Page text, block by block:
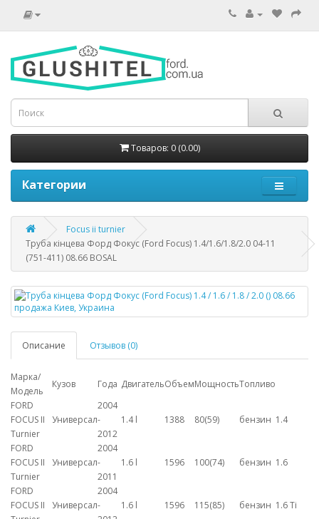
Товаров: 0 (0.00)
Категории
Focus ii turnier
Труба кінцева Форд Фокус (Ford Focus) 1.4/1.6/1.8/2.0 04-11
(751-411) 08.66 BOSAL
Описание Отзывов (0)
Марка/
Модель
Кузов Года ДвигательОбъемМощностьТопливо
FORD
FOCUS II
Turnier
Универсал
2004
-
2012
1.4 l 1388 80(59) бензин 1.4
FORD
FOCUS II
Turnier
Универсал
2004
-
2011
1.6 l 1596 100(74) бензин 1.6
FORD
FOCUS II
Универсал
2004
-
1.6 l 1596 115(85) бензин 1.6 Ti